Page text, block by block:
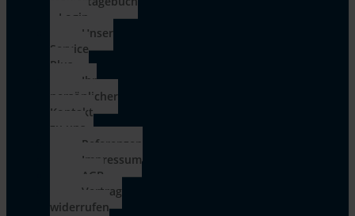
– Login
Unser
Service
Plus
Ihr
persönlicher
Kontakt
zu uns
Referenzen
Impressum
AGB
Vertrag
widerrufen